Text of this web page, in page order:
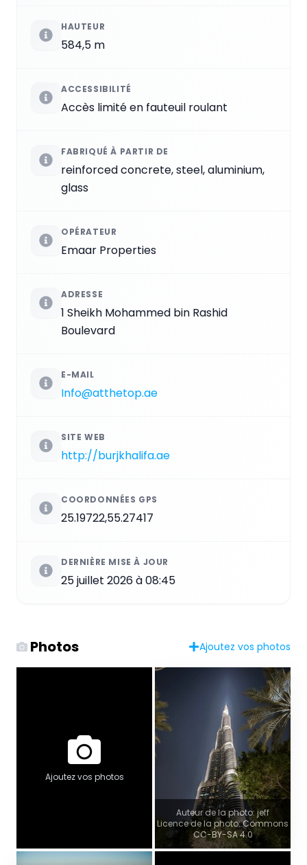
HAUTEUR
584,5 m
ACCESSIBILITÉ
Accès limité en fauteuil roulant
FABRIQUÉ À PARTIR DE
reinforced concrete, steel, aluminium,
glass
OPÉRATEUR
Emaar Properties
ADRESSE
1 Sheikh Mohammed bin Rashid
Boulevard
E-MAIL
Info@atthetop.ae
SITE WEB
http://burjkhalifa.ae
COORDONNÉES GPS
25.19722,55.27417
DERNIÈRE MISE À JOUR
25 juillet 2026 à 08:45
Photos Ajoutez vos photos
Ajoutez vos photos
Auteur de la photo: jeff
Licence de la photo: Commons
CC-BY-SA 4.0